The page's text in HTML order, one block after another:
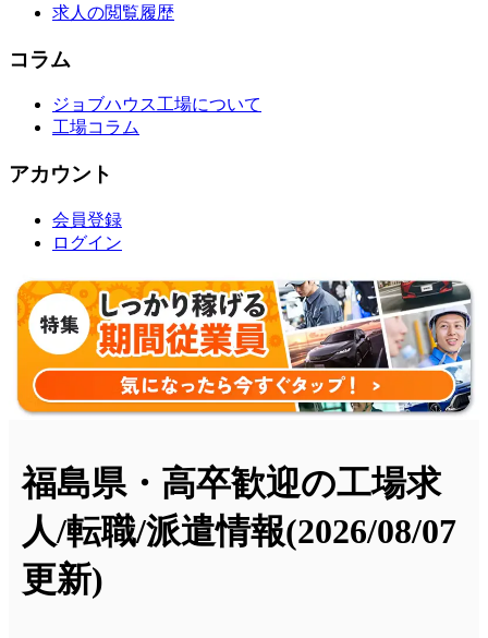
求人の閲覧履歴
コラム
ジョブハウス工場について
工場コラム
アカウント
会員登録
ログイン
福島県・高卒歓迎の工場求
人/転職/派遣情報(2026/08/07
更新)